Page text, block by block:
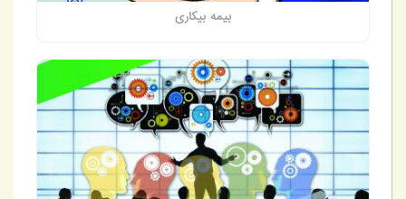
بیمه بیکاری